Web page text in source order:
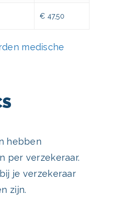
€ 47,50
medische
hebben
per verzekeraar.
je verzekeraar
zijn.